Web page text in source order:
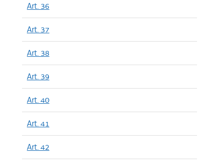
Art. 36
Art. 37
Art. 38
Art. 39
Art. 40
Art. 41
Art. 42